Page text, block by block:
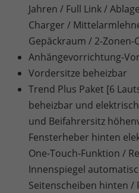
Jahren / Full Link /
Charger /
Gepäckraum / 2-Zonen-
Anhängevorrichtung-
Vordersitze beheizbar
Trend Plus Paket [6
beheizbar und
und Beifahrersitz
Fensterheber hinten
One-Touch-Funktion /
Innenspiegel
Seitenscheiben hinten /